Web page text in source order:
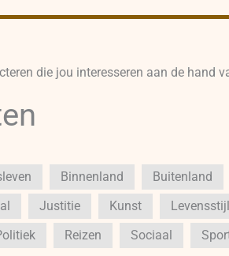
die jou interesseren aan de hand
Binnenland Buitenland
Justitie Kunst Levensstijl
Reizen Sociaal